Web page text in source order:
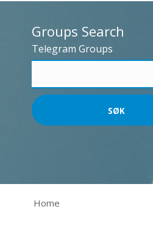
Groups Search
Telegram Groups
Home